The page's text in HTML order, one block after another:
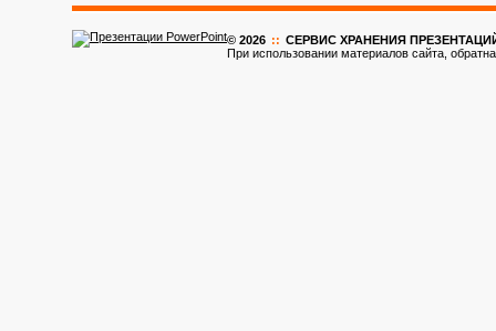
© 2026 :: CЕРВИС ХРАНЕНИЯ ПРЕЗЕНТАЦИЙ
При использовании материалов сайта,